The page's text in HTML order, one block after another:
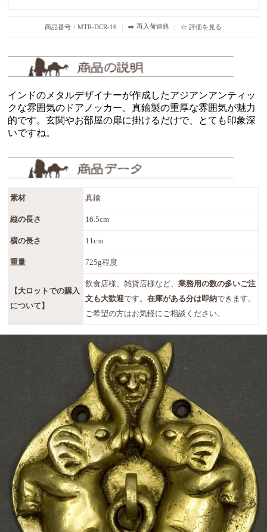
商品番号：MTR-DCR-16 ｜ ✒️ 再入荷連絡 ｜ ☆ 評価を見る
インドのメタルデザイナーが作成したアジアンアンティッ
クな雰囲気のドアノッカー。真鍮製の重厚な雰囲気が魅力
的です。玄関やお部屋の扉に掛けるだけで、とても印象深
いですね。
素材 真鍮
縦の長さ 16.5cm
横の長さ 11cm
重量 725g程度
【大ロットでの購入
について】
飲食店様、雑貨店様など、業務用の数の多いご注
文も大歓迎です。在庫がある分は即納できます。
ご希望の方はお気軽にご相談ください。